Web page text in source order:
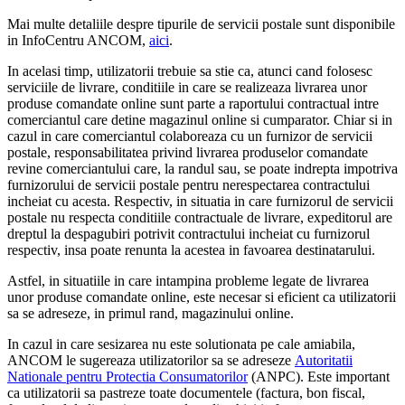
Mai multe detaliile despre tipurile de servicii postale sunt disponibile
in InfoCentru ANCOM, aici.
In acelasi timp, utilizatorii trebuie sa stie ca, atunci cand folosesc
serviciile de livrare, conditiile in care se realizeaza livrarea unor
produse comandate online sunt parte a raportului contractual intre
comerciantul care detine magazinul online si cumparator. Chiar si in
cazul in care comerciantul colaboreaza cu un furnizor de servicii
postale, responsabilitatea privind livrarea produselor comandate
revine comerciantului care, la randul sau, se poate indrepta impotriva
furnizorului de servicii postale pentru nerespectarea contractului
incheiat cu acesta. Respectiv, in situatia in care furnizorul de servicii
postale nu respecta conditiile contractuale de livrare, expeditorul are
dreptul la despagubiri potrivit contractului incheiat cu furnizorul
respectiv, insa poate renunta la acestea in favoarea destinatarului.
Astfel, in situatiile in care intampina probleme legate de livrarea
unor produse comandate online, este necesar si eficient ca utilizatorii
sa se adreseze, in primul rand, magazinului online.
In cazul in care sesizarea nu este solutionata pe cale amiabila,
ANCOM le sugereaza utilizatorilor sa se adreseze Autoritatii
Nationale pentru Protectia Consumatorilor(ANPC). Este important
ca utilizatorii sa pastreze toate documentele (factura, bon fiscal,